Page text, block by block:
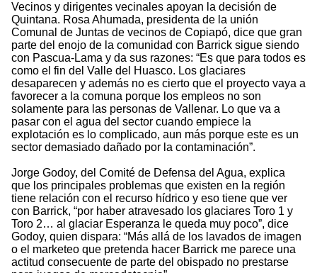
Vecinos y dirigentes vecinales apoyan la decisión de
Quintana. Rosa Ahumada, presidenta de la unión
Comunal de Juntas de vecinos de Copiapó, dice que gran
parte del enojo de la comunidad con Barrick sigue siendo
con Pascua-Lama y da sus razones: “Es que para todos es
como el fin del Valle del Huasco. Los glaciares
desaparecen y además no es cierto que el proyecto vaya a
favorecer a la comuna porque los empleos no son
solamente para las personas de Vallenar. Lo que va a
pasar con el agua del sector cuando empiece la
explotación es lo complicado, aun más porque este es un
sector demasiado dañado por la contaminación”.
Jorge Godoy, del Comité de Defensa del Agua, explica
que los principales problemas que existen en la región
tiene relación con el recurso hídrico y eso tiene que ver
con Barrick, “por haber atravesado los glaciares Toro 1 y
Toro 2… al glaciar Esperanza le queda muy poco”, dice
Godoy, quien dispara: “Más allá de los lavados de imagen
o el marketeo que pretenda hacer Barrick me parece una
actitud consecuente de parte del obispado no prestarse